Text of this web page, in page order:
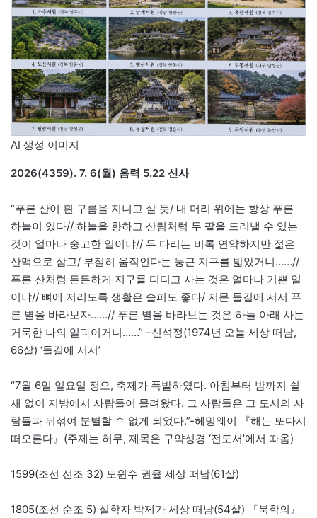
AI 생성 이미지
2026(4359). 7. 6(월) 음력 5.22 신사
“푸른 산이 흰 구름을 지니고 살 듯/ 내 머리 위에는 항상 푸른
하늘이 있다// 하늘을 향하고 산림처럼 두 팔을 드러낼 수 있는
것이 얼마나 숭고한 일이냐// 두 다리는 비록 연약하지만 젊은
산맥으로 삼고/ 부절히 움직인다는 둥근 지구를 밟았거니……//
푸른 산처럼 든든하게 지구를 디디고 사는 것은 얼마나 기쁜 일
이냐// 뼈에 저리도록 생활은 슬퍼도 좋다/ 저문 들길에 서서 푸
른 별을 바라보자……// 푸른 별을 바라보는 것은 하늘 아래 사는
거룩한 나의 일과이거니……” –신석정(1974년 오늘 세상 떠남,
66살) ‘들길에 서서’
“7월 6일 일요일 정오, 축제가 폭발하였다. 아침부터 밤까지 쉴
새 없이 지방에서 사람들이 몰려왔다. 그 사람들은 그 도시의 사
람들과 뒤섞여 분별할 수 없게 되었다.”-헤밍웨이 『해는 또다시
떠오른다』(주제는 허무, 제목은 구약성경 ‘전도서’에서 따옴)
1599(조선 선조 32) 도원수 권율 세상 떠남(61살)
1805(조선 순조 5) 실학자 박제가 세상 떠남(54살) 『북학의』